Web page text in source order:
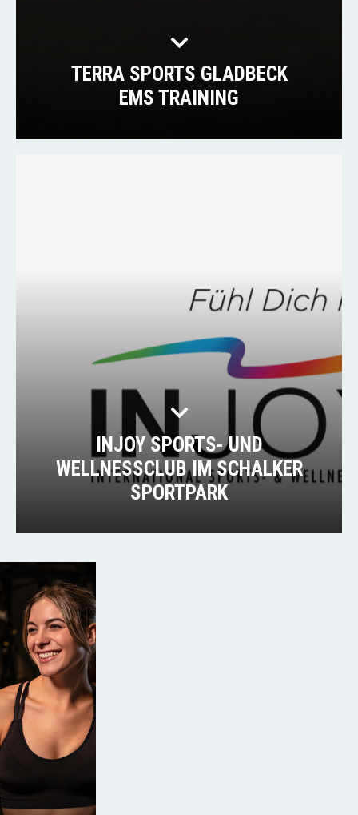
TERRA SPORTS GLADBECK
EMS TRAINING
INJOY SPORTS- UND
WELLNESSCLUB IM SCHALKER
SPORTPARK